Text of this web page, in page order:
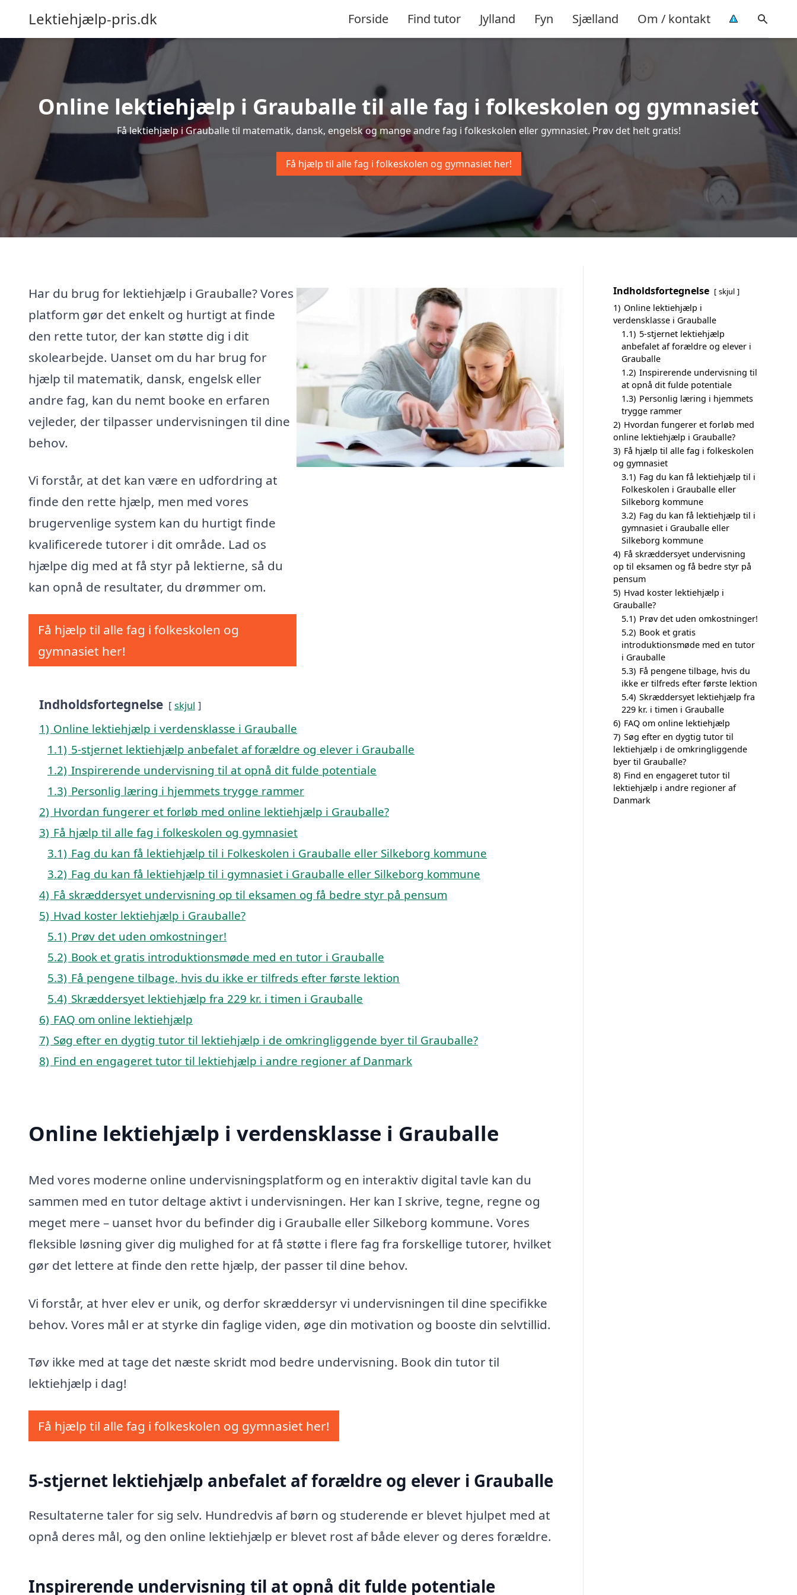
Lektiehjælp-pris.dk Forside Find tutor Jylland Fyn Sjælland Om / kontakt
Online lektiehjælp i Grauballe til alle fag i folkeskolen og gymnasiet
Få lektiehjælp i Grauballe til matematik, dansk, engelsk og mange andre fag i folkeskolen eller gymnasiet. Prøv det helt gratis!
Få hjælp til alle fag i folkeskolen og gymnasiet her!
Har du brug for lektiehjælp i Grauballe? Vores
platform gør det enkelt og hurtigt at finde
den rette tutor, der kan støtte dig i dit
skolearbejde. Uanset om du har brug for
hjælp til matematik, dansk, engelsk eller
andre fag, kan du nemt booke en erfaren
vejleder, der tilpasser undervisningen til dine
behov.
Vi forstår, at det kan være en udfordring at
finde den rette hjælp, men med vores
brugervenlige system kan du hurtigt finde
kvalificerede tutorer i dit område. Lad os
hjælpe dig med at få styr på lektierne, så du
kan opnå de resultater, du drømmer om.
Få hjælp til alle fag i folkeskolen og
gymnasiet her!
Indholdsfortegnelse skjul
1) Online lektiehjælp i verdensklasse i Grauballe
1.1) 5-stjernet lektiehjælp anbefalet af forældre og elever i Grauballe
1.2) Inspirerende undervisning til at opnå dit fulde potentiale
1.3) Personlig læring i hjemmets trygge rammer
2) Hvordan fungerer et forløb med online lektiehjælp i Grauballe?
3) Få hjælp til alle fag i folkeskolen og gymnasiet
3.1) Fag du kan få lektiehjælp til i Folkeskolen i Grauballe eller Silkeborg kommune
3.2) Fag du kan få lektiehjælp til i gymnasiet i Grauballe eller Silkeborg kommune
4) Få skræddersyet undervisning op til eksamen og få bedre styr på pensum
5) Hvad koster lektiehjælp i Grauballe?
5.1) Prøv det uden omkostninger!
5.2) Book et gratis introduktionsmøde med en tutor i Grauballe
5.3) Få pengene tilbage, hvis du ikke er tilfreds efter første lektion
5.4) Skræddersyet lektiehjælp fra 229 kr. i timen i Grauballe
6) FAQ om online lektiehjælp
7) Søg efter en dygtig tutor til lektiehjælp i de omkringliggende byer til Grauballe?
8) Find en engageret tutor til lektiehjælp i andre regioner af Danmark
Online lektiehjælp i verdensklasse i Grauballe
Med vores moderne online undervisningsplatform og en interaktiv digital tavle kan du
sammen med en tutor deltage aktivt i undervisningen. Her kan I skrive, tegne, regne og
meget mere – uanset hvor du befinder dig i Grauballe eller Silkeborg kommune. Vores
fleksible løsning giver dig mulighed for at få støtte i flere fag fra forskellige tutorer, hvilket
gør det lettere at finde den rette hjælp, der passer til dine behov.
Vi forstår, at hver elev er unik, og derfor skræddersyr vi undervisningen til dine specifikke
behov. Vores mål er at styrke din faglige viden, øge din motivation og booste din selvtillid.
Tøv ikke med at tage det næste skridt mod bedre undervisning. Book din tutor til
lektiehjælp i dag!
Få hjælp til alle fag i folkeskolen og gymnasiet her!
5-stjernet lektiehjælp anbefalet af forældre og elever i Grauballe
Resultaterne taler for sig selv. Hundredvis af børn og studerende er blevet hjulpet med at
opnå deres mål, og den online lektiehjælp er blevet rost af både elever og deres forældre.
Inspirerende undervisning til at opnå dit fulde potentiale
Indholdsfortegnelse skjul
1) Online lektiehjælp i
verdensklasse i Grauballe
1.1) 5-stjernet lektiehjælp
anbefalet af forældre og elever i
Grauballe
1.2) Inspirerende undervisning til
at opnå dit fulde potentiale
1.3) Personlig læring i hjemmets
trygge rammer
2) Hvordan fungerer et forløb med
online lektiehjælp i Grauballe?
3) Få hjælp til alle fag i folkeskolen
og gymnasiet
3.1) Fag du kan få lektiehjælp til i
Folkeskolen i Grauballe eller
Silkeborg kommune
3.2) Fag du kan få lektiehjælp til i
gymnasiet i Grauballe eller
Silkeborg kommune
4) Få skræddersyet undervisning
op til eksamen og få bedre styr på
pensum
5) Hvad koster lektiehjælp i
Grauballe?
5.1) Prøv det uden omkostninger!
5.2) Book et gratis
introduktionsmøde med en tutor
i Grauballe
5.3) Få pengene tilbage, hvis du
ikke er tilfreds efter første lektion
5.4) Skræddersyet lektiehjælp fra
229 kr. i timen i Grauballe
6) FAQ om online lektiehjælp
7) Søg efter en dygtig tutor til
lektiehjælp i de omkringliggende
byer til Grauballe?
8) Find en engageret tutor til
lektiehjælp i andre regioner af
Danmark